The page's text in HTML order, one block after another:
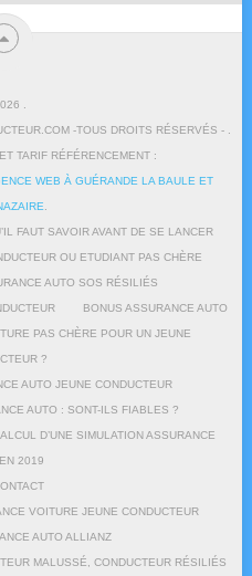
-TOUS DROITS RÉSERVÉS - .
TARIF RÉFÉRENCEMENT :
WEB À GUÉRANDE LA BAULE ET
FAUT SAVOIR AVANT DE SE LANCER
OU ETUDIANT PAS CHÈRE
AUTO SOS RÉSILIÉS
BONUS ASSURANCE AUTO
PAS CHÈRE POUR UN JEUNE
?
AUTO JEUNE CONDUCTEUR
AUTO : SONT-ILS FIABLES ?
D’UNE SIMULATION ASSURANCE
2019
VOITURE JEUNE CONDUCTEUR
AUTO ALLIANZ
MALUSSÉ, CONDUCTEUR RÉSILIÉS